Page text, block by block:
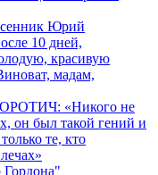
Юрий
10 дней,
красивую
мадам,
«Никого не
он был такой гений и
те, кто
Гордона"